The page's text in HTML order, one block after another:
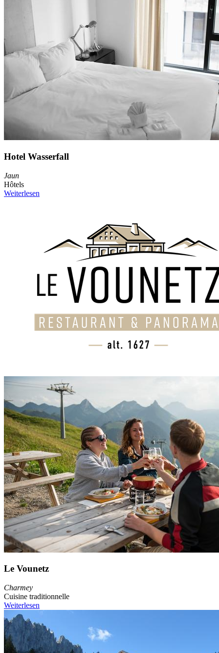
Hotel Wasserfall
Jaun
Hôtels
Weiterlesen
Le Vounetz
Charmey
Cuisine traditionnelle
Weiterlesen